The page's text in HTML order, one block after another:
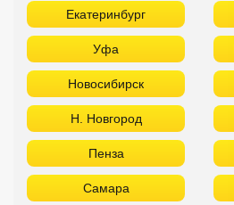
Екатеринбург
Уфа
Новосибирск
Н. Новгород
Пенза
Самара